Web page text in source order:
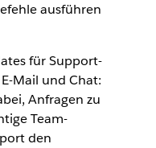
ausführen
für Support-
Mail und Chat:
Anfragen zu
Team-
den